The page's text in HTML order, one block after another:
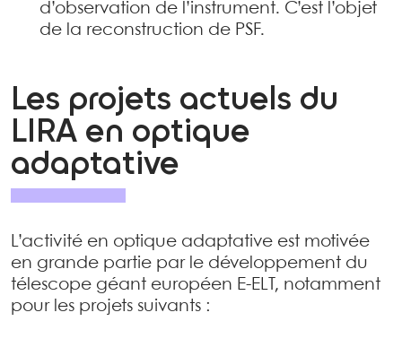
d’observation de l’instrument. C’est l’objet
de la reconstruction de PSF.
Les projets actuels du
LIRA en optique
adaptative
L’activité en optique adaptative est motivée
en grande partie par le développement du
télescope géant européen E-ELT, notamment
pour les projets suivants :